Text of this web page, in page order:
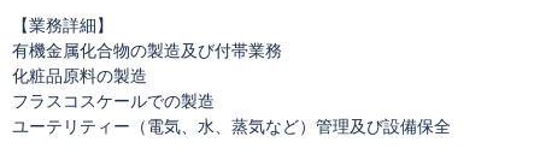
【業務詳細】
有機金属化合物の製造及び付帯業務
化粧品原料の製造
フラスコスケールでの製造
ユーテリティー（電気、水、蒸気など）管理及び設備保全